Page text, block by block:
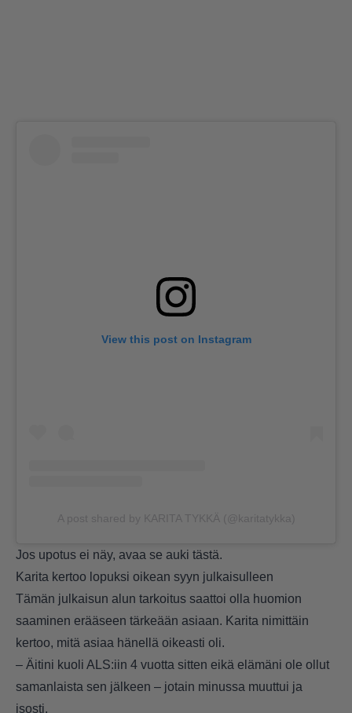
View this post on Instagram
A post shared by KARITA TYKKÄ (@karitatykka)
Jos upotus ei näy, avaa se auki tästä.
Karita kertoo lopuksi oikean syyn julkaisulleen
Tämän julkaisun alun tarkoitus saattoi olla huomion
saaminen erääseen tärkeään asiaan. Karita nimittäin
kertoo, mitä asiaa hänellä oikeasti oli.
– Äitini kuoli ALS:iin 4 vuotta sitten eikä elämäni ole ollut
samanlaista sen jälkeen – jotain minussa muuttui ja
isosti.